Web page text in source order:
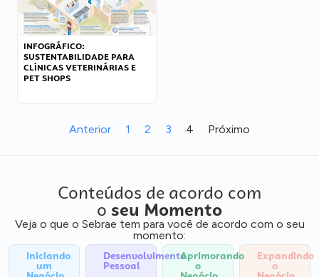
INFOGRÁFICO:
SUSTENTABILIDADE PARA
CLÍNICAS VETERINÁRIAS E
PET SHOPS
Anterior 1 2 3 4 Próximo
Conteúdos de acordo com
o seu Momento
Veja o que o Sebrae tem para você de acordo com o seu
momento:
Iniciando
um
Desenvolvimento
Pessoal
Aprimorando
o
Expandindo
o